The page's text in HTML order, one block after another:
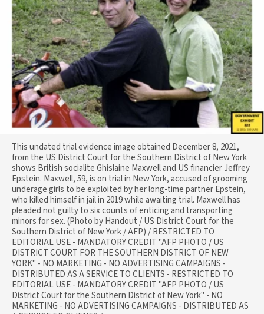
This undated trial evidence image obtained December 8, 2021,
from the US District Court for the Southern District of New York
shows British socialite Ghislaine Maxwell and US financier Jeffrey
Epstein. Maxwell, 59, is on trial in New York, accused of grooming
underage girls to be exploited by her long-time partner Epstein,
who killed himself in jail in 2019 while awaiting trial. Maxwell has
pleaded not guilty to six counts of enticing and transporting
minors for sex. (Photo by Handout / US District Court for the
Southern District of New York / AFP) / RESTRICTED TO
EDITORIAL USE - MANDATORY CREDIT "AFP PHOTO / US
DISTRICT COURT FOR THE SOUTHERN DISTRICT OF NEW
YORK" - NO MARKETING - NO ADVERTISING CAMPAIGNS -
DISTRIBUTED AS A SERVICE TO CLIENTS - RESTRICTED TO
EDITORIAL USE - MANDATORY CREDIT "AFP PHOTO / US
District Court for the Southern District of New York" - NO
MARKETING - NO ADVERTISING CAMPAIGNS - DISTRIBUTED AS